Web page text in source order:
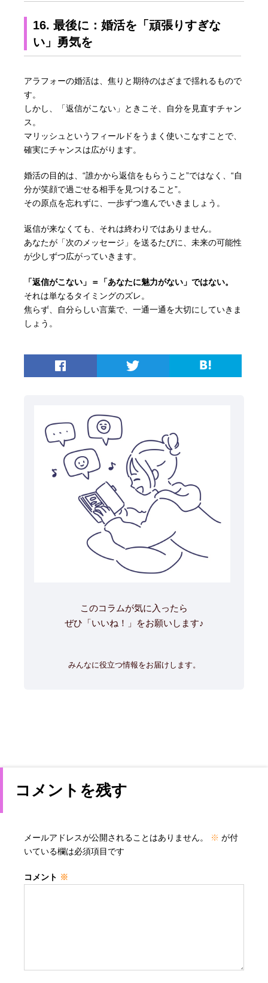
16. 最後に：婚活を「頑張りすぎな
い」勇気を
アラフォーの婚活は、焦りと期待のはざまで揺れるもので
す。
しかし、「返信がこない」ときこそ、自分を見直すチャン
ス。
マリッシュというフィールドをうまく使いこなすことで、
確実にチャンスは広がります。
婚活の目的は、“誰かから返信をもらうこと”ではなく、“自
分が笑顔で過ごせる相手を見つけること”。
その原点を忘れずに、一歩ずつ進んでいきましょう。
返信が来なくても、それは終わりではありません。
あなたが「次のメッセージ」を送るたびに、未来の可能性
が少しずつ広がっていきます。
「返信がこない」＝「あなたに魅力がない」ではない。
それは単なるタイミングのズレ。
焦らず、自分らしい言葉で、一通一通を大切にしていきま
しょう。
このコラムが気に入ったら
ぜひ「いいね！」をお願いします♪
みんなに役立つ情報をお届けします。
コメントを残す
メールアドレスが公開されることはありません。 ※ が付
いている欄は必須項目です
コメント ※